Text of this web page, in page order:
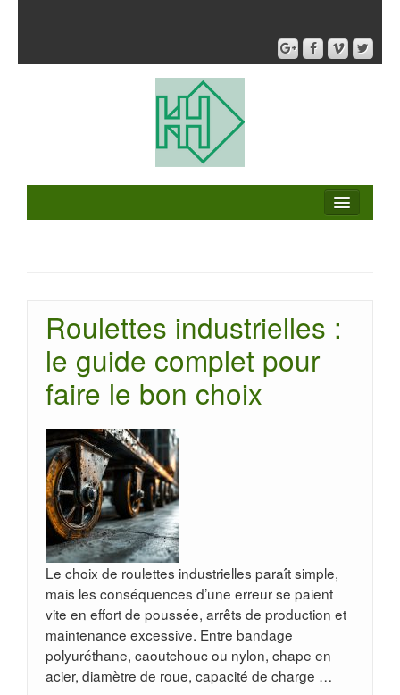
Roulettes industrielles :
le guide complet pour
faire le bon choix
Le choix de roulettes industrielles paraît simple,
mais les conséquences d’une erreur se paient
vite en effort de poussée, arrêts de production et
maintenance excessive. Entre bandage
polyuréthane, caoutchouc ou nylon, chape en
acier, diamètre de roue, capacité de charge …